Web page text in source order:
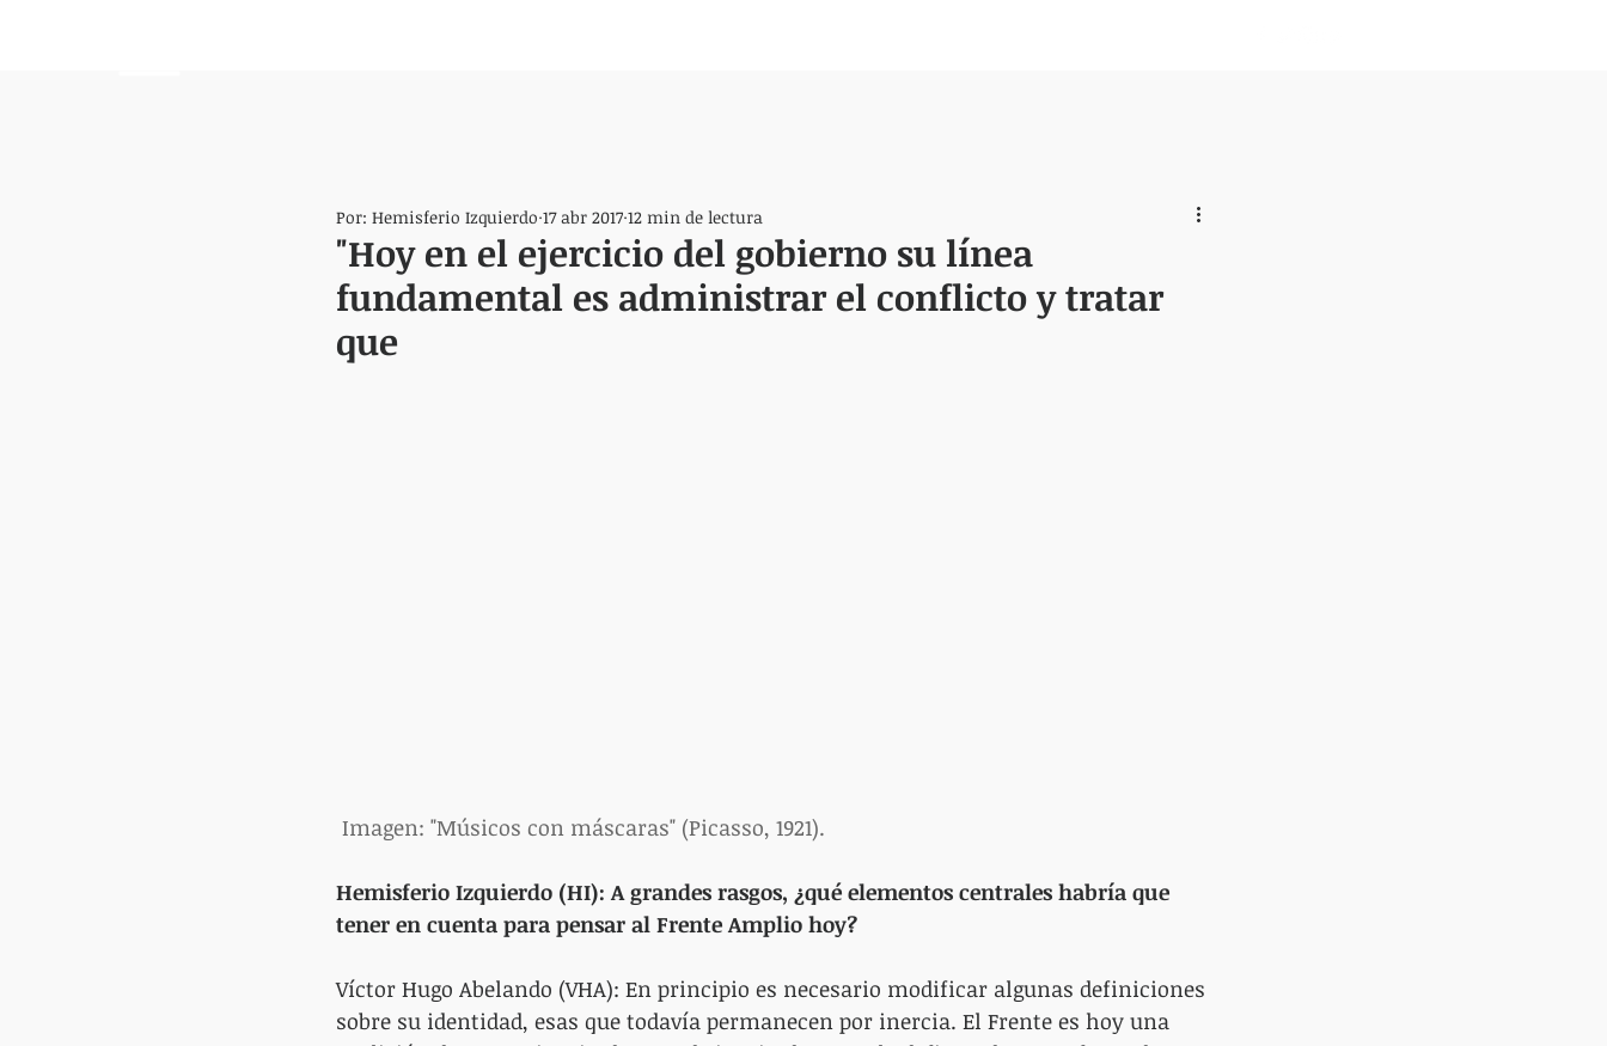
"Hoy en el ejercicio del gobierno su línea
fundamental es administrar el conflicto y tratar
que
Por: Hemisferio Izquierdo 17 abr 2017 12 min de lectura
Imagen: "Músicos con máscaras" (Picasso, 1921).
Hemisferio Izquierdo (HI): A grandes rasgos, ¿qué elementos centrales habría que
tener en cuenta para pensar al Frente Amplio hoy?
Víctor Hugo Abelando (VHA): En principio es necesario modificar algunas definiciones
sobre su identidad, esas que todavía permanecen por inercia. El Frente es hoy una